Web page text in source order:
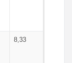
8,33